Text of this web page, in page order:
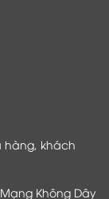
hàng, khách
Không Dây